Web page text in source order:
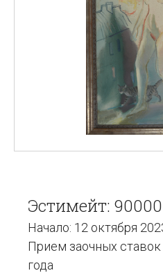
Эстимейт:
Начало: 12 октября
Прием заочных ставок
года